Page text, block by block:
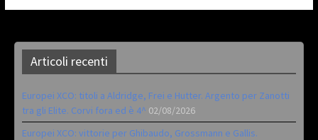
Articoli recenti
Europei XCO: titoli a Aldridge, Frei e Hutter. Argento per Zanotti
tra gli Elite. Corvi fora ed è 4^ 02/08/2026
Europei XCO: vittorie per Ghibaudo, Grossmann e Gallis.